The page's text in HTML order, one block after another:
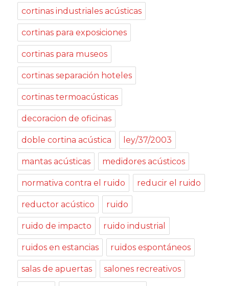
cortinas industriales acústicas
cortinas para exposiciones
cortinas para museos
cortinas separación hoteles
cortinas termoacústicas
decoracion de oficinas
doble cortina acústica ley/37/2003
mantas acústicas medidores acústicos
normativa contra el ruido reducir el ruido
reductor acústico ruido
ruido de impacto ruido industrial
ruidos en estancias ruidos espontáneos
salas de apuertas salones recreativos